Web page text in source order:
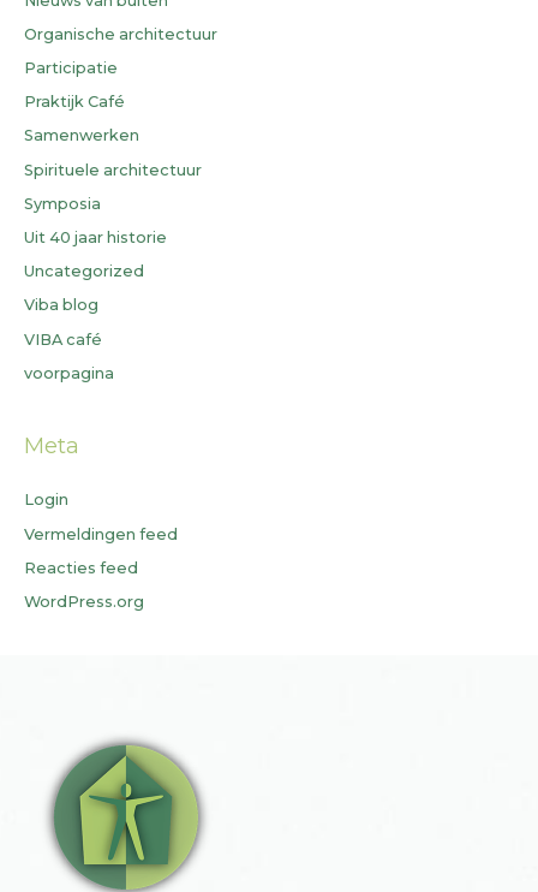
Organische architectuur
Participatie
Praktijk Café
Samenwerken
Spirituele architectuur
Symposia
Uit 40 jaar historie
Uncategorized
Viba blog
VIBA café
voorpagina
Meta
Login
Vermeldingen feed
Reacties feed
WordPress.org